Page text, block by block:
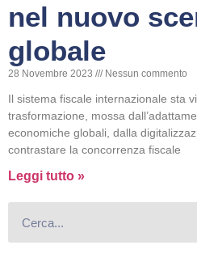
nel nuovo
globale
28 Novembre 2023 Nessun commento
Il sistema fiscale internazionale sta
trasformazione, mossa
economiche globali, dalla
contrastare la concorrenza fiscale
Leggi tutto »